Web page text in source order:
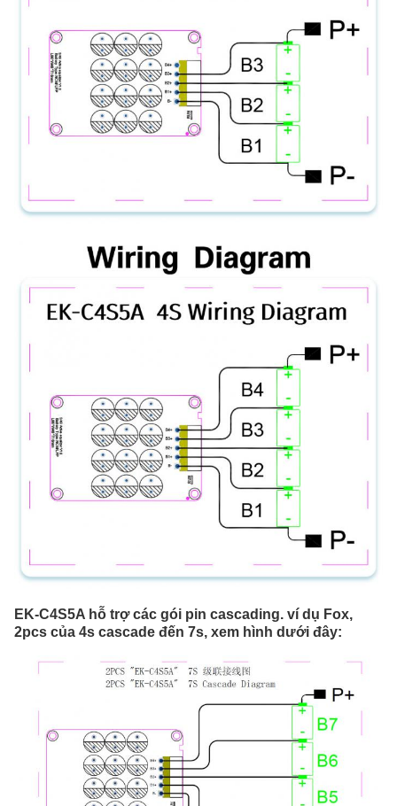
EK-C4S5A hỗ trợ các gói pin cascading. ví dụ Fox,
2pcs của 4s cascade đến 7s, xem hình dưới đây: